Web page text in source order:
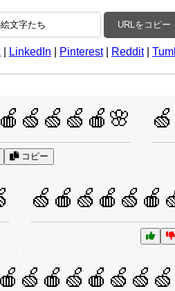
URLをコピー
LinkedIn Pinterest| Reddit|
コピー